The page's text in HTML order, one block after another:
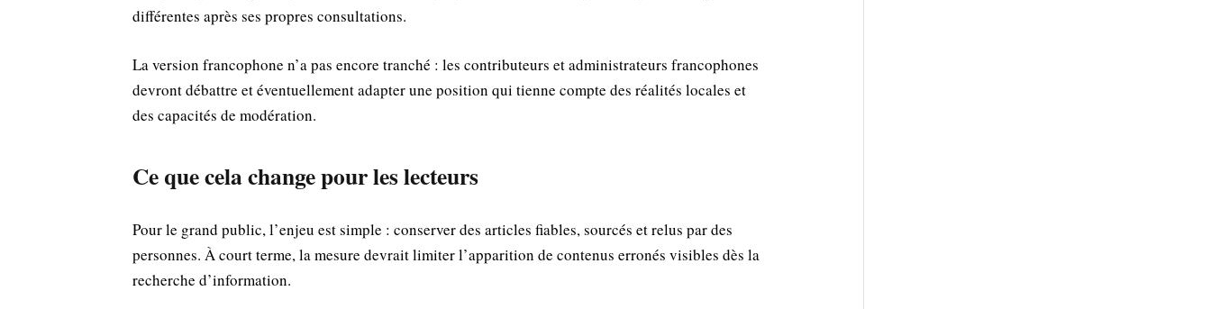
différentes après ses propres consultations.
La version francophone n’a pas encore tranché : les contributeurs et administrateurs francophones
devront débattre et éventuellement adapter une position qui tienne compte des réalités locales et
des capacités de modération.
Ce que cela change pour les lecteurs
Pour le grand public, l’enjeu est simple : conserver des articles fiables, sourcés et relus par des
personnes. À court terme, la mesure devrait limiter l’apparition de contenus erronés visibles dès la
recherche d’information.